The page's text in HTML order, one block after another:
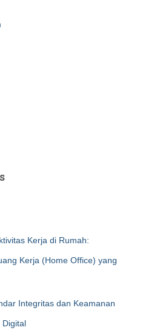
Kerja di Rumah:
Kerja (Home Office) yang
Integritas dan Keamanan
Digital